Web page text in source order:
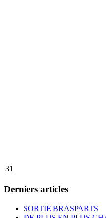
31
Derniers articles
SORTIE BRASPARTS